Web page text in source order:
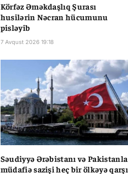
Körfəz Əməkdaşlıq Şurası
husilərin Nəcran hücumunu
pisləyib
7 Avqust 2026 19:18
Səudiyyə Ərəbistanı və Pakistanla
müdafiə sazişi heç bir ölkəyə qarşı